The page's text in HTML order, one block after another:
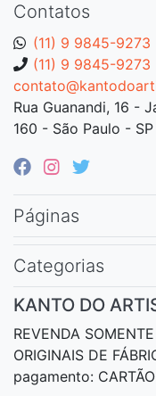
Contatos
(11) 9 9845-9273
(11) 9 9845-9273
Rua Guanandi, 16 -
160 - São Paulo - SP
Páginas
Categorias
KANTO DO
REVENDA
ORIGINAIS DE
pagamento: